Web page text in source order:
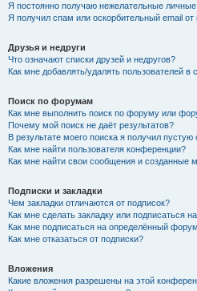
Я постоянно получаю нежелательные
Я получил спам или оскорбительный email от
Друзья и недруги
Что означают списки друзей и недругов?
Как мне добавлять/удалять пользователей в
Поиск по форумам
Как мне выполнить поиск по форуму или
Почему мой поиск не даёт результатов?
В результате моего поиска я получил пустую
Как мне найти пользователя конференции?
Как мне найти свои сообщения и созданные
Подписки и закладки
Чем закладки отличаются от подписок?
Как мне сделать закладку или подписаться
Как мне подписаться на определённый
Как мне отказаться от подписки?
Вложения
Какие вложения разрешены на этой